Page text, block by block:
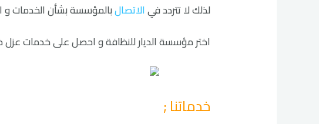
لذلك لا تتردد فيالاتصالبالمؤسسة بشأن الخدمات و
اختر مؤسسة الديار للنظافة و احصل على خدمات عزل
خدماتنا ;